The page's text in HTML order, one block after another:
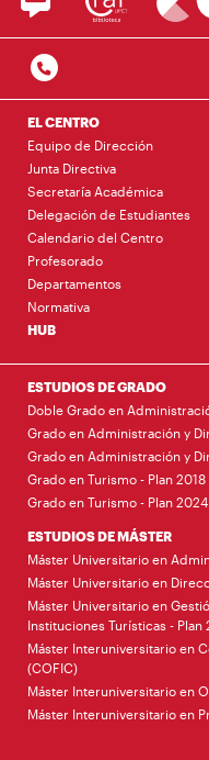
EL CENTRO
Equipo de Dirección
Junta Directiva
Secretaría Académica
Delegación de Estudiantes
Calendario del Centro
Profesorado
Departamentos
Normativa
HUB
ESTUDIOS DE GRADO
Doble Grado en
Grado en Administración y
Grado en Administración y
Grado en Turismo - Plan 2018
Grado en Turismo - Plan 2024
ESTUDIOS DE MÁSTER
Máster Universitario en
Máster Universitario en
Máster Universitario en
Instituciones Turísticas - Plan
Máster Interuniversitario en
(COFIC)
Máster Interuniversitario en
Máster Interuniversitario en